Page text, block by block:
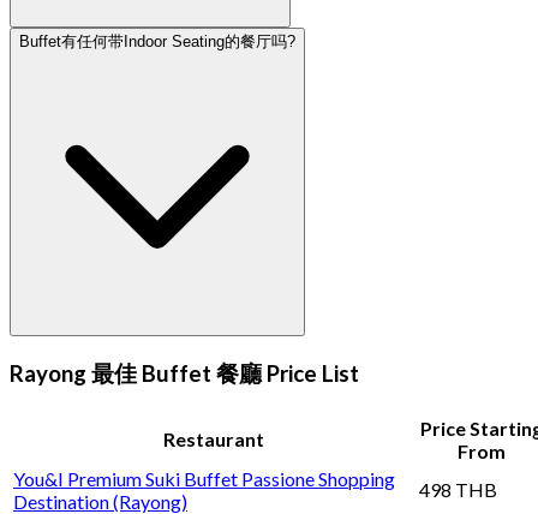
Buffet有任何带Indoor Seating的餐厅吗?
Rayong 最佳 Buffet 餐廳 Price List
Restaurant
Price
From
You&I Premium Suki Buffet Passione Shopping
Destination (Rayong)
498 THB